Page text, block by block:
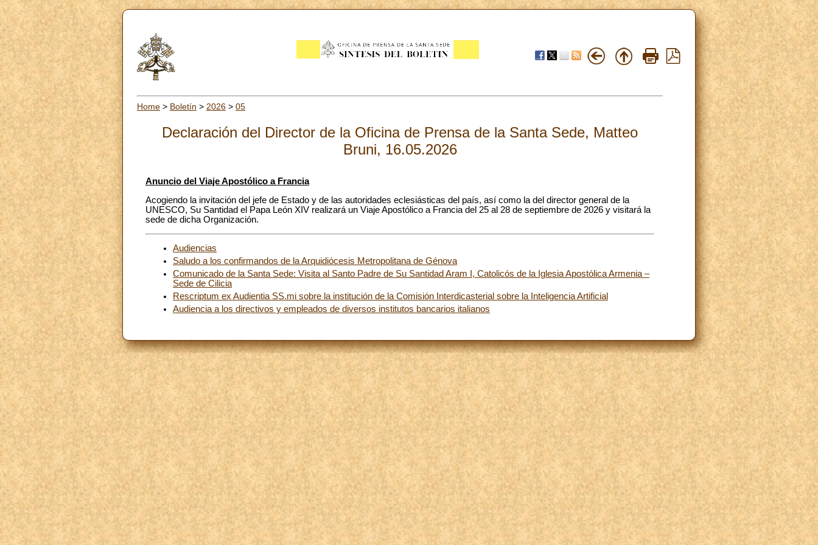
Home > Boletín > 2026 > 05
Declaración del Director de la Oficina de Prensa de la Santa Sede, Matteo
Bruni, 16.05.2026
Anuncio del Viaje Apostólico a Francia
Acogiendo la invitación del jefe de Estado y de las autoridades eclesiásticas del país, así como la del director general de la
UNESCO, Su Santidad el Papa León XIV realizará un Viaje Apostólico a Francia del 25 al 28 de septiembre de 2026 y visitará la
sede de dicha Organización.
Audiencias
Saludo a los confirmandos de la Arquidiócesis Metropolitana de Génova
Comunicado de la Santa Sede: Visita al Santo Padre de Su Santidad Aram I, Catolicós de la Iglesia Apostólica Armenia –
Sede de Cilicia
Rescriptum ex Audientia SS.mi sobre la institución de la Comisión Interdicasterial sobre la Inteligencia Artificial
Audiencia a los directivos y empleados de diversos institutos bancarios italianos